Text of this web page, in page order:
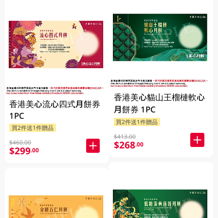
香港美心流心四式月餅券
1PC
買2件送1件贈品
$460.00
$299.00
香港美心貓山王榴槤軟心
月餅券 1PC
買2件送1件贈品
$413.00
$268.00